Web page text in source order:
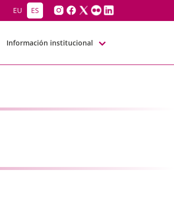
EU ES
Información institucional